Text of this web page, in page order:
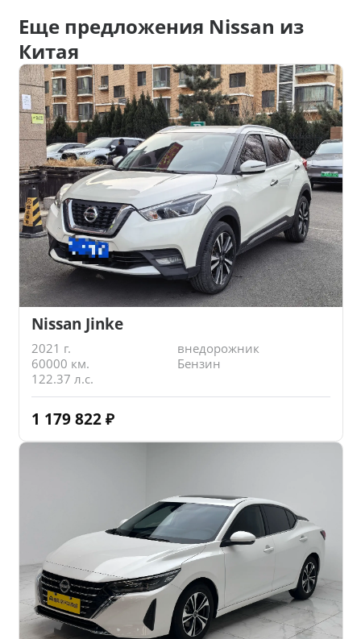
Еще предложения Nissan из
Китая
Nissan Jinke
2021 г.
внедорожник
60000 км.
Бензин
122.37 л.с.
1 179 822 ₽